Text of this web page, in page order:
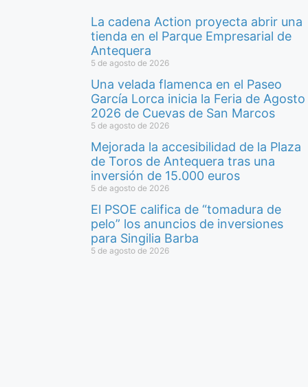
La cadena Action proyecta abrir una
tienda en el Parque Empresarial de
Antequera
5 de agosto de 2026
Una velada flamenca en el Paseo
García Lorca inicia la Feria de Agosto
2026 de Cuevas de San Marcos
5 de agosto de 2026
Mejorada la accesibilidad de la Plaza
de Toros de Antequera tras una
inversión de 15.000 euros
5 de agosto de 2026
El PSOE califica de “tomadura de
pelo” los anuncios de inversiones
para Singilia Barba
5 de agosto de 2026